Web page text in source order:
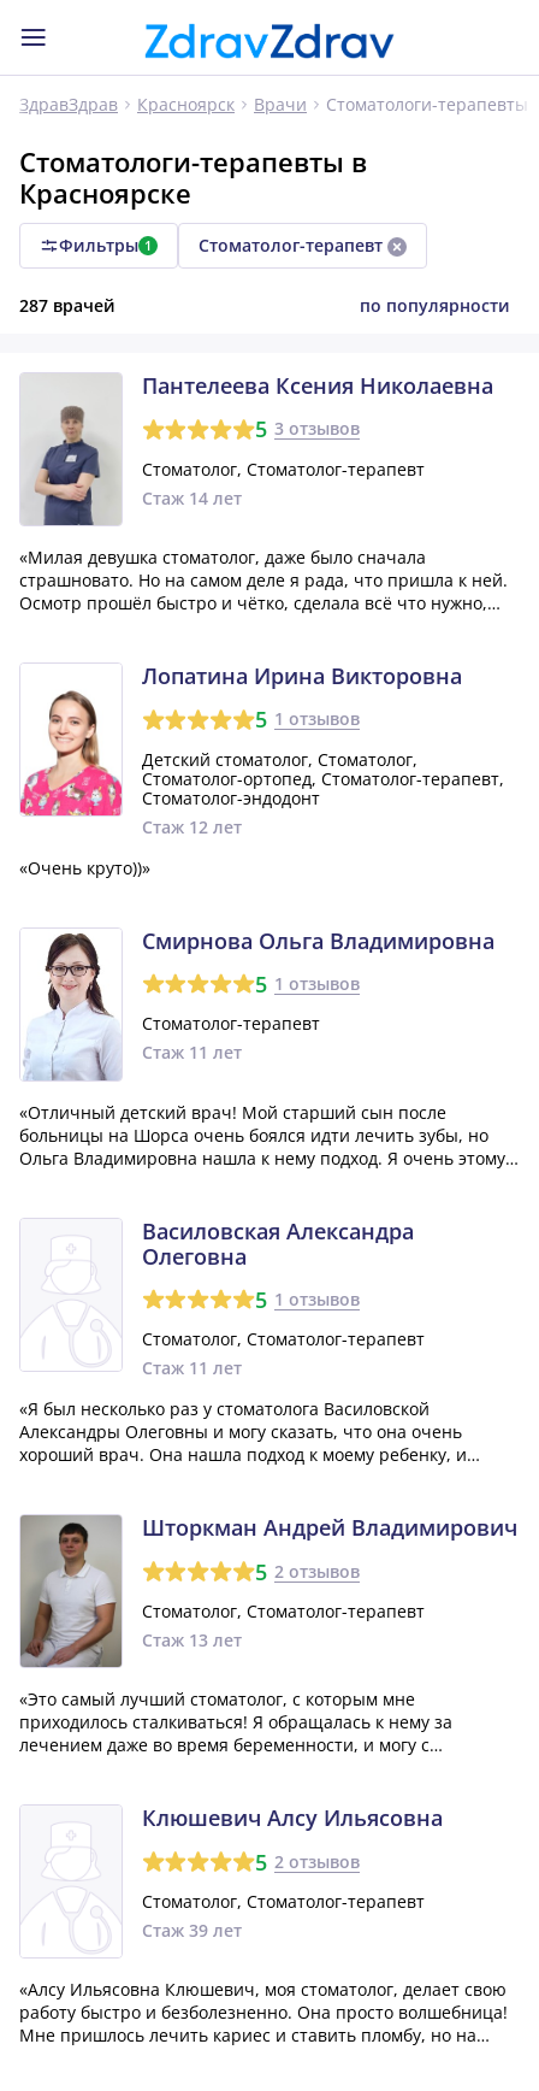
ЗдравЗдрав Красноярск Врачи Стоматологи-терапевты
Стоматологи-терапевты в
Красноярске
Фильтры 1 Стоматолог-терапевт
287 врачей по популярности
Пантелеева Ксения Николаевна
5 3 отзывов
Стоматолог, Стоматолог-терапевт
Стаж 14 лет
«Милая девушка стоматолог, даже было сначала
страшновато. Но на самом деле я рада, что пришла к ней.
Осмотр прошёл быстро и чётко, сделала всё что нужно,
Лопатина Ирина Викторовна
5 1 отзывов
Детский стоматолог, Стоматолог,
Стоматолог-ортопед, Стоматолог-терапевт,
Стоматолог-эндодонт
Стаж 12 лет
«Очень круто))»
Смирнова Ольга Владимировна
5 1 отзывов
Стоматолог-терапевт
Стаж 11 лет
«Отличный детский врач! Мой старший сын после
больницы на Шорса очень боялся идти лечить зубы, но
Ольга Владимировна нашла к нему подход. Я очень этому
Василовская Александра
Олеговна
5 1 отзывов
Стоматолог, Стоматолог-терапевт
Стаж 11 лет
«Я был несколько раз у стоматолога Василовской
Александры Олеговны и могу сказать, что она очень
хороший врач. Она нашла подход к моему ребенку, и
Шторкман Андрей Владимирович
5 2 отзывов
Стоматолог, Стоматолог-терапевт
Стаж 13 лет
«Это самый лучший стоматолог, с которым мне
приходилось сталкиваться! Я обращалась к нему за
лечением даже во время беременности, и могу с
буквально золотые руки, ведь он способен сделат...»
Клюшевич Алсу Ильясовна
5 2 отзывов
Стоматолог, Стоматолог-терапевт
Стаж 39 лет
«Алсу Ильясовна Клюшевич, моя стоматолог, делает свою
работу быстро и безболезненно. Она просто волшебница!
Мне пришлось лечить кариес и ставить пломбу, но на